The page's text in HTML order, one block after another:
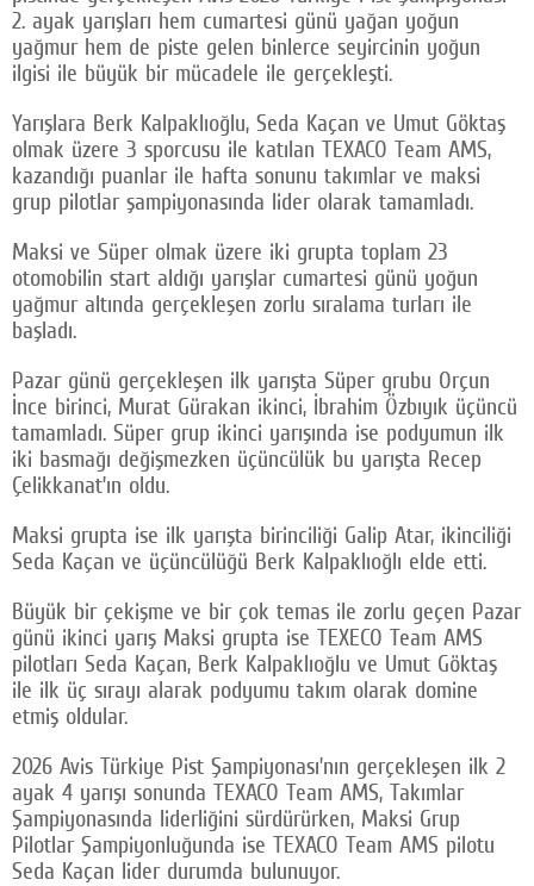
2. ayak yarışları hem cumartesi günü yağan yoğun
yağmur hem de piste gelen binlerce seyircinin yoğun
ilgisi ile büyük bir mücadele ile gerçekleşti.
Yarışlara Berk Kalpaklıoğlu, Seda Kaçan ve Umut Göktaş
olmak üzere 3 sporcusu ile katılan TEXACO Team AMS,
kazandığı puanlar ile hafta sonunu takımlar ve maksi
grup pilotlar şampiyonasında lider olarak tamamladı.
Maksi ve Süper olmak üzere iki grupta toplam 23
otomobilin start aldığı yarışlar cumartesi günü yoğun
yağmur altında gerçekleşen zorlu sıralama turları ile
başladı.
Pazar günü gerçekleşen ilk yarışta Süper grubu Orçun
İnce birinci, Murat Gürakan ikinci, İbrahim Özbıyık üçüncü
tamamladı. Süper grup ikinci yarışında ise podyumun ilk
iki basmağı değişmezken üçüncülük bu yarışta Recep
Çelikkanat’ın oldu.
Maksi grupta ise ilk yarışta birinciliği Galip Atar, ikinciliği
Seda Kaçan ve üçüncülüğü Berk Kalpaklıoğlı elde etti.
Büyük bir çekişme ve bir çok temas ile zorlu geçen Pazar
günü ikinci yarış Maksi grupta ise TEXECO Team AMS
pilotları Seda Kaçan, Berk Kalpaklıoğlu ve Umut Göktaş
ile ilk üç sırayı alarak podyumu takım olarak domine
etmiş oldular.
2026 Avis Türkiye Pist Şampiyonası’nın gerçekleşen ilk 2
ayak 4 yarışı sonunda TEXACO Team AMS, Takımlar
Şampiyonasında liderliğini sürdürürken, Maksi Grup
Pilotlar Şampiyonluğunda ise TEXACO Team AMS pilotu
Seda Kaçan lider durumda bulunuyor.